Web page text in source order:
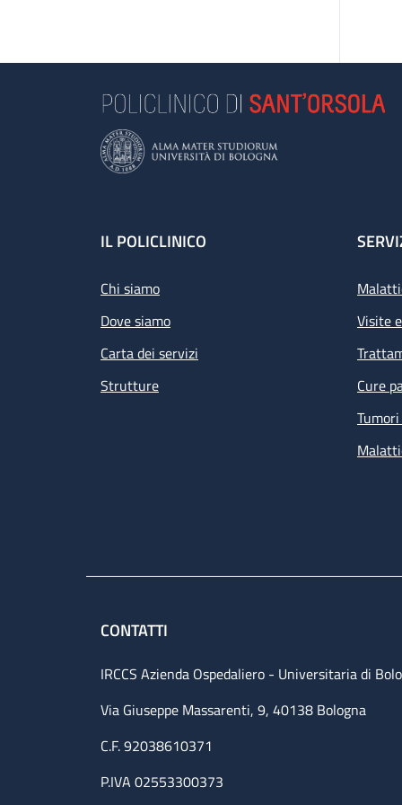
Footer
IL POLICLINICO
Chi siamo
Dove siamo
Carta dei servizi
Strutture
Visite
Cure
CONTATTI
IRCCS Azienda Ospedaliero - Universitaria di
Via Giuseppe Massarenti, 9, 40138 Bologna
C.F. 92038610371
P.IVA 02553300373